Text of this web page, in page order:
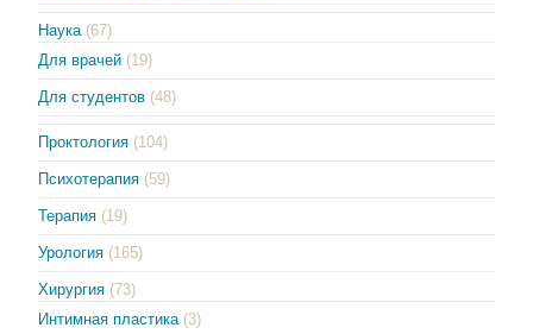
Наука (67)
Для врачей (19)
Для студентов (48)
Проктология (104)
Психотерапия (59)
Терапия (19)
Урология (165)
Хирургия (73)
Интимная пластика (3)